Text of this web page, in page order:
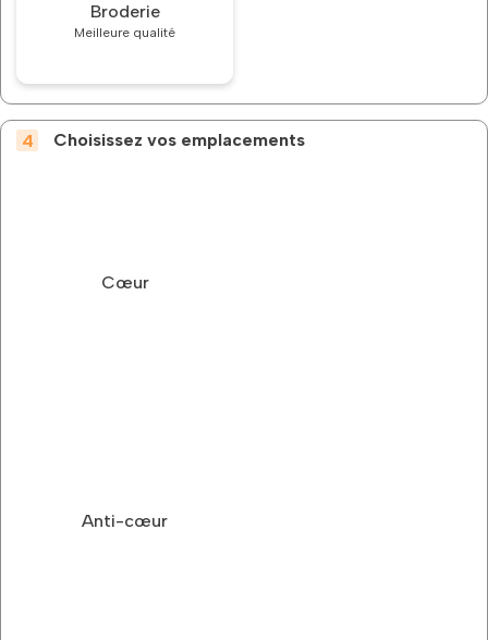
Broderie
Meilleure qualité
Choisissez vos emplacements
Cœur
Anti-cœur